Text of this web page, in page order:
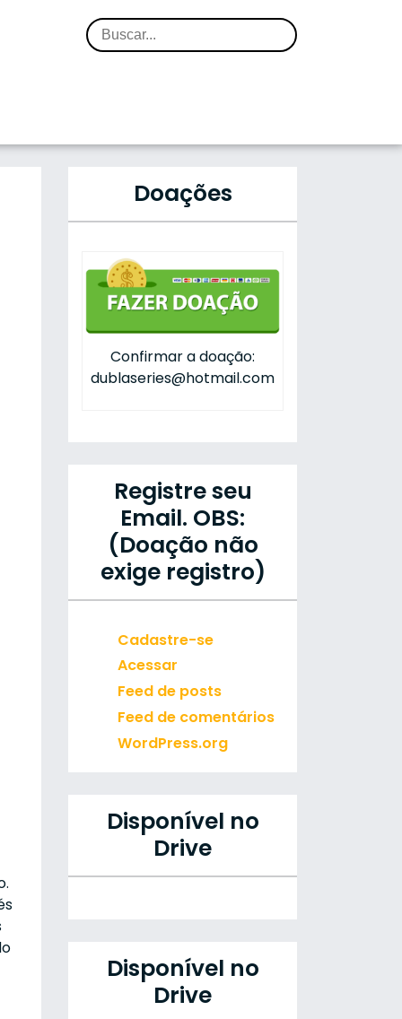
Doações
Confirmar a doação:
dublaseries@hotmail.com
Registre seu
Email. OBS:
(Doação não
exige registro)
Cadastre-se
Acessar
Feed de posts
Feed de comentários
WordPress.org
Disponível no
Drive
Disponível no
Drive